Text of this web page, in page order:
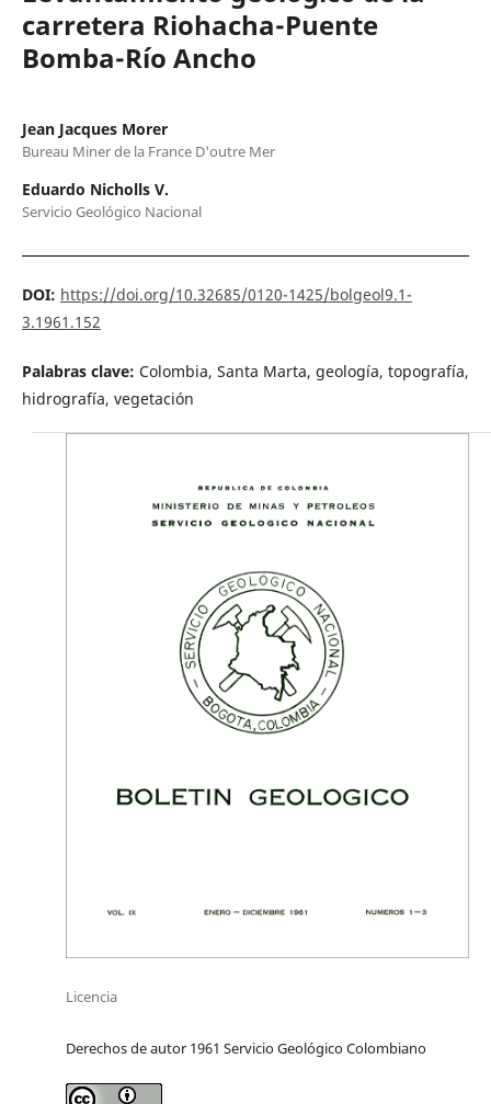
carretera Riohacha-Puente
Bomba-Río Ancho
Jean Jacques Morer
Bureau Miner de la France D'outre Mer
Eduardo Nicholls V.
Servicio Geológico Nacional
DOI: https://doi.org/10.32685/0120-1425/bolgeol9.1-
3.1961.152
Palabras clave: Colombia, Santa Marta, geología, topografía,
hidrografía, vegetación
Licencia
Derechos de autor 1961 Servicio Geológico Colombiano